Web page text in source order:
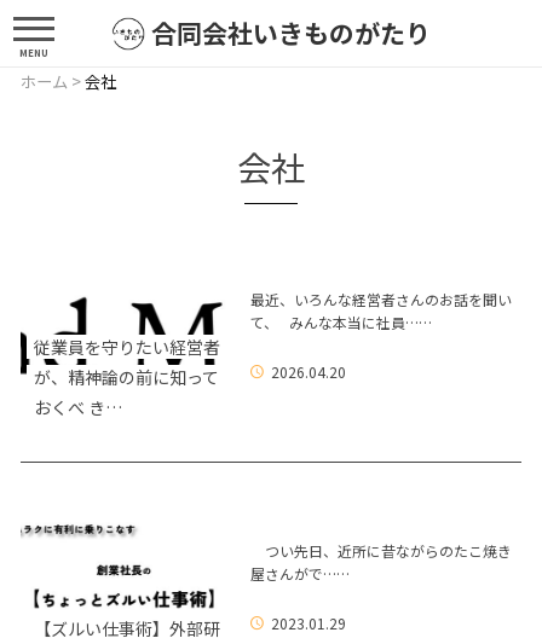
合同会社いきものがたり
MENU
ホーム >会社
会社
従業員を守りたい経営者
が、精神論の前に知って
おくべ き…
最近、いろんな経営者さんのお話を聞い
て、 みんな本当に社員……
2026.04.20
【ズルい仕事術】外部研
つい先日、近所に昔ながらのたこ焼き
屋さんがで……
2023.01.29